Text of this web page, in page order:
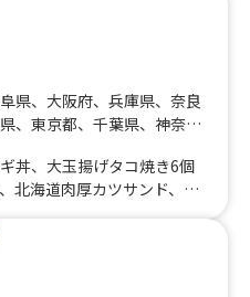
県、大阪府、兵庫県、奈良
、東京都、千葉県、神奈川
群馬県
丼、大玉揚げタコ焼き6個
北海道肉厚カツサンド、北
ポテト、生ビール、北海道
テト、北海道地鶏丼、北海
道ハラミ、レインボーかき